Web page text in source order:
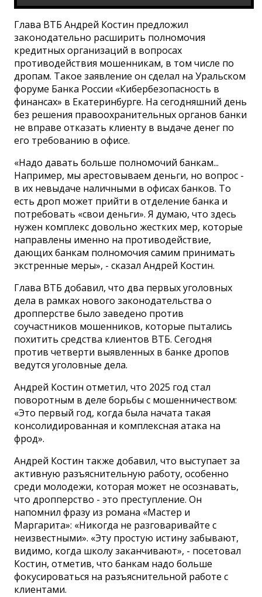
Глава ВТБ Андрей Костин предложил
законодательно расширить полномочия
кредитных организаций в вопросах
противодействия мошенникам, в том числе по
дропам. Такое заявление он сделал на Уральском
форуме Банка России «Кибербезопасность в
финансах» в Екатеринбурге. На сегодняшний день
без решения правоохранительных органов банки
не вправе отказать клиенту в выдаче денег по
его требованию в офисе.
«Надо давать больше полномочий банкам...
Например, мы арестовываем деньги, но вопрос -
в их невыдаче наличными в офисах банков. То
есть дроп может прийти в отделение банка и
потребовать «свои деньги». Я думаю, что здесь
нужен комплекс довольно жестких мер, которые
направлены именно на противодействие,
дающих банкам полномочия самим принимать
экстренные меры», - сказал Андрей Костин.
Глава ВТБ добавил, что два первых уголовных
дела в рамках нового законодательства о
дропперстве было заведено против
соучастников мошенников, которые пытались
похитить средства клиентов ВТБ. Сегодня
против четверти выявленных в банке дропов
ведутся уголовные дела.
Андрей Костин отметил, что 2025 год стал
поворотным в деле борьбы с мошенничеством:
«Это первый год, когда была начата такая
консолидированная и комплексная атака на
фрод».
Андрей Костин также добавил, что выступает за
активную разъяснительную работу, особенно
среди молодежи, которая может не осознавать,
что дропперство - это преступление. Он
напомнил фразу из романа «Мастер и
Маргарита»: «Никогда не разговаривайте с
неизвестными». «Эту простую истину забывают,
видимо, когда школу заканчивают», - посетовал
Костин, отметив, что банкам надо больше
фокусироваться на разъяснительной работе с
клиентами.